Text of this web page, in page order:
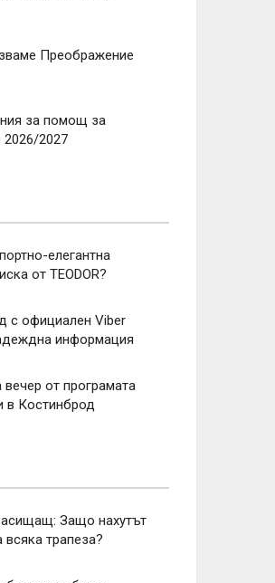
Преображение
за помощ за
2026/2027
елегантна
от TEODOR?
с официален Viber
информация
от програмата
в Костинброд
Защо нахутът
трапеза?